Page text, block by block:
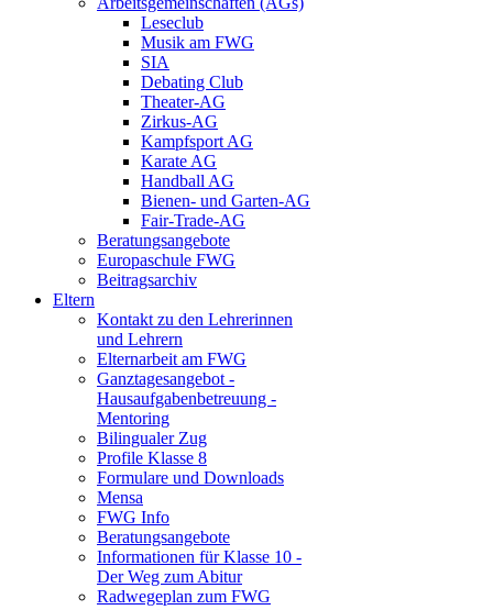
Leseclub
Musik am FWG
SIA
Debating Club
Theater-AG
Zirkus-AG
Kampfsport AG
Karate AG
Handball AG
Bienen- und Garten-AG
Fair-Trade-AG
Beratungsangebote
Europaschule FWG
Beitragsarchiv
Eltern
Kontakt zu den Lehrerinnen
und Lehrern
Elternarbeit am FWG
Ganztagesangebot -
Hausaufgabenbetreuung -
Mentoring
Bilingualer Zug
Profile Klasse 8
Formulare und Downloads
Mensa
FWG Info
Beratungsangebote
Informationen für Klasse 10 -
Der Weg zum Abitur
Radwegeplan zum FWG